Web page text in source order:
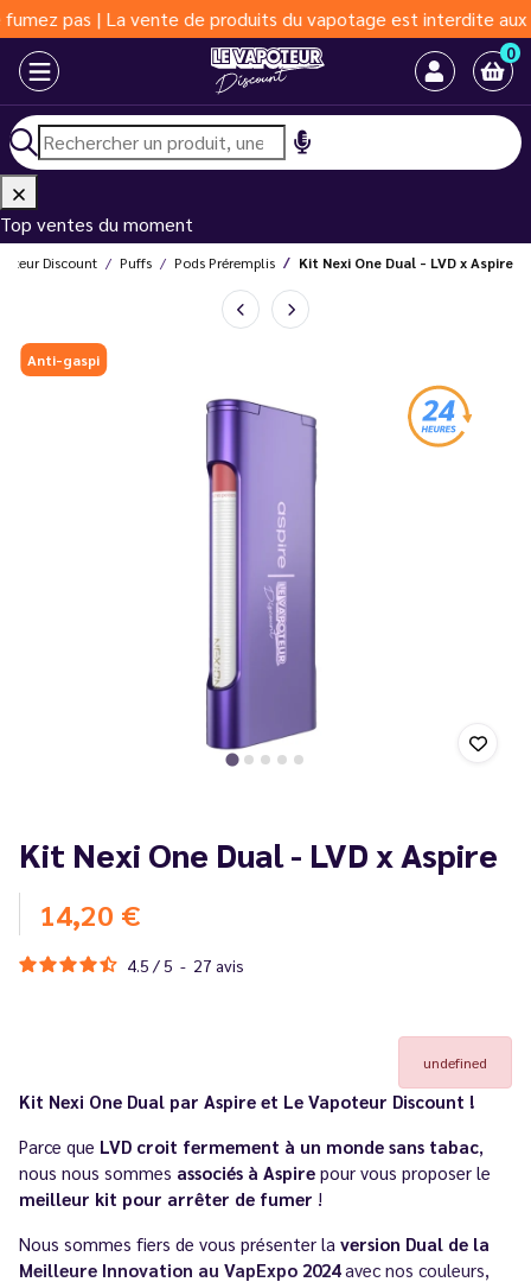
| La vente de produits du vapotage est interdite aux
0
Top ventes du moment
Discount Puffs Pods Préremplis Kit Nexi One Dual - LVD x Aspire
Anti-gaspi
Kit Nexi One Dual - LVD x Aspire
14,20 €
4.5 / 5 - 27 avis
undefined
Kit Nexi One Dual par Aspire et Le Vapoteur Discount !
Parce que LVD croit fermement à un monde sans tabac,
nous nous sommes associés à Aspire pour vous proposer le
meilleur kit pour arrêter de fumer !
Nous sommes fiers de vous présenter la version Dual de la
Meilleure Innovation au VapExpo 2024avec nos couleurs,